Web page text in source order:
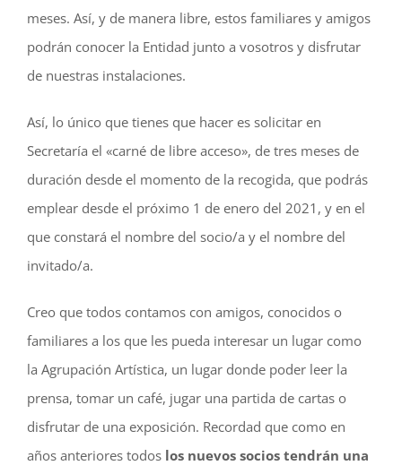
meses. Así, y de manera libre, estos familiares y amigos
podrán conocer la Entidad junto a vosotros y disfrutar
de nuestras instalaciones.
Así, lo único que tienes que hacer es solicitar en
Secretaría el «carné de libre acceso», de tres meses de
duración desde el momento de la recogida, que podrás
emplear desde el próximo 1 de enero del 2021, y en el
que constará el nombre del socio/a y el nombre del
invitado/a.
Creo que todos contamos con amigos, conocidos o
familiares a los que les pueda interesar un lugar como
la Agrupación Artística, un lugar donde poder leer la
prensa, tomar un café, jugar una partida de cartas o
disfrutar de una exposición. Recordad que como en
años anteriores todos los nuevos socios tendrán una